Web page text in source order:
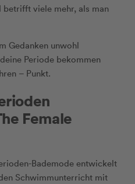
viele mehr, als man
Gedanken unwohl
Periode bekommen
– Punkt.
Female
Bademode entwickelt
Schwimmunterricht mit